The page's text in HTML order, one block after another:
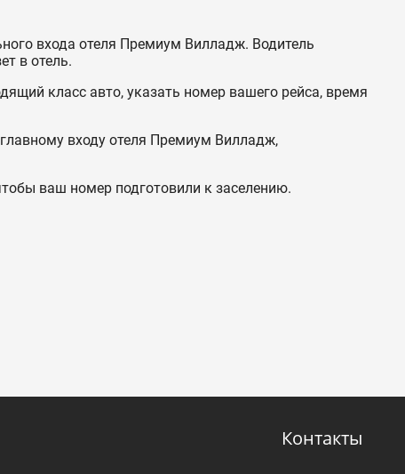
входа отеля Премиум Вилладж. Водитель
в отель.
класс авто, указать номер вашего рейса, время
входу отеля Премиум Вилладж,
ваш номер подготовили к заселению.
Контакты